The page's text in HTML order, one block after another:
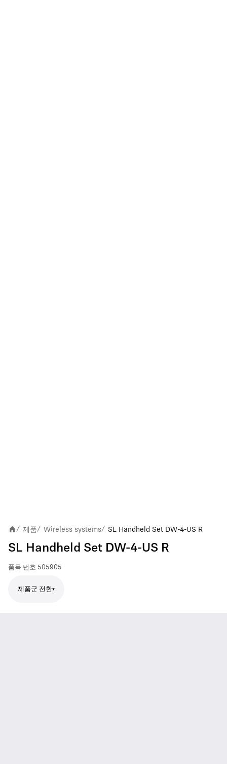
/ 제품/ Wireless systems/ SL Handheld Set DW-4-US R
SL Handheld Set DW-4-US R
품목 번호 505905
제품군 전환